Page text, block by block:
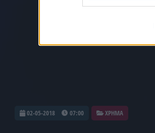
02-05-2018 07:00 ΧΡΗΜΑ